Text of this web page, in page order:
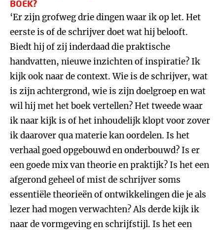
BOEK?
‘Er zijn grofweg drie dingen waar ik op let. Het
eerste is of de schrijver doet wat hij belooft.
Biedt hij of zij inderdaad die praktische
handvatten, nieuwe inzichten of inspiratie? Ik
kijk ook naar de context. Wie is de schrijver, wat
is zijn achtergrond, wie is zijn doelgroep en wat
wil hij met het boek vertellen? Het tweede waar
ik naar kijk is of het inhoudelijk klopt voor zover
ik daarover qua materie kan oordelen. Is het
verhaal goed opgebouwd en onderbouwd? Is er
een goede mix van theorie en praktijk? Is het een
afgerond geheel of mist de schrijver soms
essentiële theorieën of ontwikkelingen die je als
lezer had mogen verwachten? Als derde kijk ik
naar de vormgeving en schrijfstijl. Is het een